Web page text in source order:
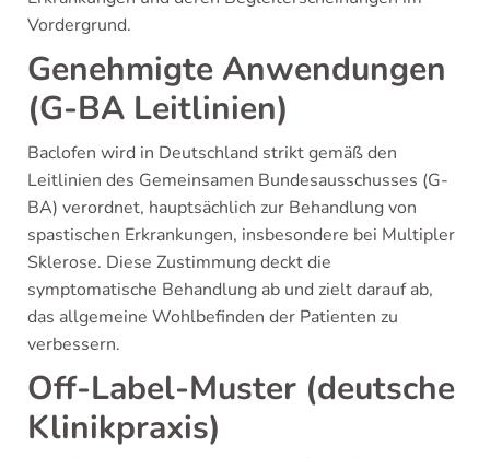
Vordergrund.
Genehmigte Anwendungen
(G-BA Leitlinien)
Baclofen wird in Deutschland strikt gemäß den
Leitlinien des Gemeinsamen Bundesausschusses (G-
BA) verordnet, hauptsächlich zur Behandlung von
spastischen Erkrankungen, insbesondere bei Multipler
Sklerose. Diese Zustimmung deckt die
symptomatische Behandlung ab und zielt darauf ab,
das allgemeine Wohlbefinden der Patienten zu
verbessern.
Off-Label-Muster (deutsche
Klinikpraxis)